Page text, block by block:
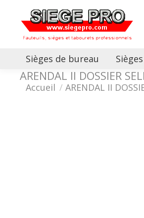
Sièges de bureau
ARENDAL II DOSSIER
Vous êtes ici :
Accueil ARENDAL II